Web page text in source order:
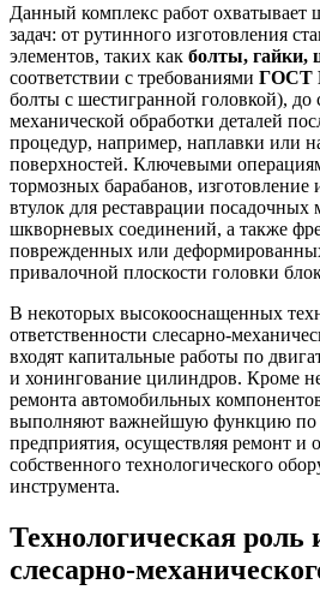
Данный комплекс работ охватывает
задач: от рутинного изготовления
элементов, таких как болты,
соответствии с требованиями ГОСТ
болты с шестигранной головкой),
механической обработки деталей
процедур, например, наплавки или
поверхностей. Ключевыми
тормозных барабанов, изготовление
втулок для реставрации
шкворневых соединений, а также
поврежденных или
привалочной плоскости головки
В некоторых высокооснащенных
ответственности слесарно-
входят капитальные работы по
и хонингование цилиндров. Кроме
ремонта автомобильных
выполняют важнейшую функцию по
предприятия, осуществляя ремонт и
собственного технологического
инструмента.
Технологическая роль
слесарно-